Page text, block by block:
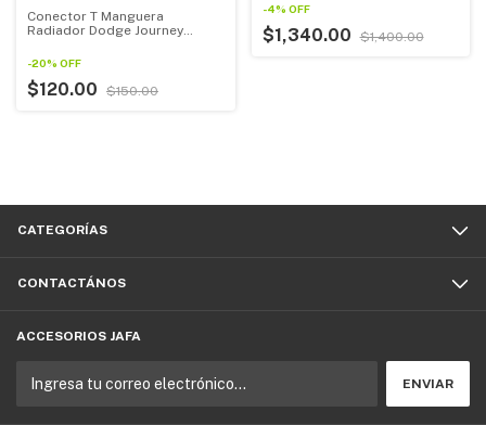
Conector T Manguera
Radiador Dodge Journey
-20% OFF
$120.00 $150.00
-4% OFF
$1,340.00 $1,400.00
CATEGORÍAS
CONTACTÁNOS
ACCESORIOS JAFA